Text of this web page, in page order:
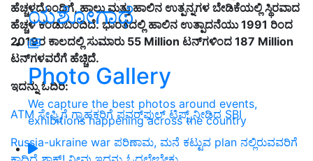
ಯಶೋಗಾಥೆ
Photo Gallery
We capture the best photos around events,
exhibitions happening across the country
ಹೆಚ್ಚಳದೊಂದಿಗೆ,ಹಾಲು ಮತ್ತು ಹಾಲಿನ ಉತ್ಪನ್ನಗಳ ಬೇಡಿಕೆಯಲ್ಲಿ ಸ್ಥಿರವಾದ
ಹೆಚ್ಚಳ ಕಂಡುಬಂದಿದೆ. ಭಾರತದಲ್ಲಿ ಹಾಲಿನ ಉತ್ಪಾದನೆಯು1991 ರಿಂದ
2019ರ ಕಾಲದಲ್ಲಿ ಸುಮಾರು 55 Million ಟನ್‌ಗಳಿಂದ 187 Million
ಟನ್‌ಗಳವರೆಗೆ ಹೆಚ್ಚಿದೆ.
ಇದನ್ನು ಓದಿರಿ:
ATM ಸೇಫ್ಟಿಗೆ ಗ್ರಾಹಕರಿಗೆ ಪವರ್‌ಫುಲ್‌ ಟಿಪ್ಸ್‌ ನೀಡಿದ SBI
Russia-ukraine war ಪರಿಣಾಮ, ಮನೆ ಕಟ್ಟುವ plan ನಲ್ಲಿರುವವರಿಗೆ